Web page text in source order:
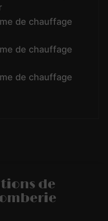
de chauffage
de chauffage
de chauffage
de